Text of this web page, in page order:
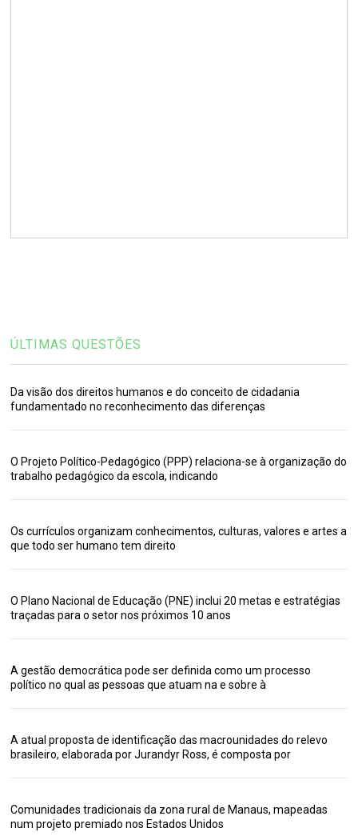
ÚLTIMAS QUESTÕES
Da visão dos direitos humanos e do conceito de cidadania
fundamentado no reconhecimento das diferenças
O Projeto Político-Pedagógico (PPP) relaciona-se à organização do
trabalho pedagógico da escola, indicando
Os currículos organizam conhecimentos, culturas, valores e artes a
que todo ser humano tem direito
O Plano Nacional de Educação (PNE) inclui 20 metas e estratégias
traçadas para o setor nos próximos 10 anos
A gestão democrática pode ser definida como um processo
político no qual as pessoas que atuam na e sobre à
A atual proposta de identificação das macrounidades do relevo
brasileiro, elaborada por Jurandyr Ross, é composta por
Comunidades tradicionais da zona rural de Manaus, mapeadas
num projeto premiado nos Estados Unidos